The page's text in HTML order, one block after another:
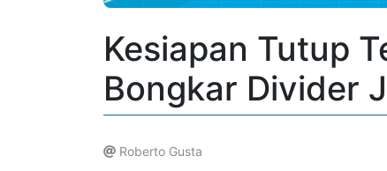
Kesiapan Tutup
Bongkar Divider
Roberto Gusta